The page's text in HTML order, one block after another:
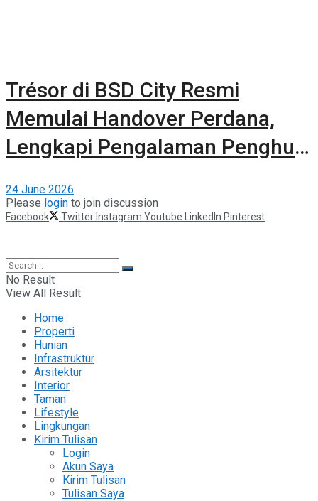
Trésor di BSD City Resmi
Memulai Handover Perdana,
Lengkapi Pengalaman Penghuni
Clubhouse
24 June 2026
Please login to join discussion
Facebook Twitter Instagram Youtube LinkedIn Pinterest
No Result
View All Result
Home
Properti
Hunian
Infrastruktur
Arsitektur
Interior
Taman
Lifestyle
Lingkungan
Kirim Tulisan
Login
Akun Saya
Kirim Tulisan
Tulisan Saya